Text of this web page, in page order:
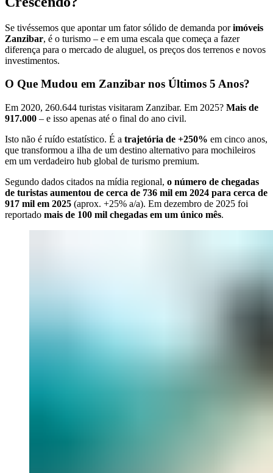
Se tivéssemos que apontar um fator sólido de demanda porimóveis
Zanzibar, é o turismo – e em uma escala que começa a fazer
diferença para o mercado de aluguel, os preços dos terrenos e novos
investimentos.
O Que Mudou em Zanzibar nos Últimos 5 Anos?
Em 2020, 260.644 turistas visitaram Zanzibar. Em 2025? Mais de
917.000 – e isso apenas até o final do ano civil.
Isto não é ruído estatístico. É a trajetória de +250% em cinco anos,
que transformou a ilha de um destino alternativo para mochileiros
em um verdadeiro hub global de turismo premium.
Segundo dados citados na mídia regional, o número de chegadas
de turistas aumentou de cerca de 736 mil em 2024 para cerca de
917 mil em 2025 (aprox. +25% a/a). Em dezembro de 2025 foi
reportado mais de 100 mil chegadas em um único mês.